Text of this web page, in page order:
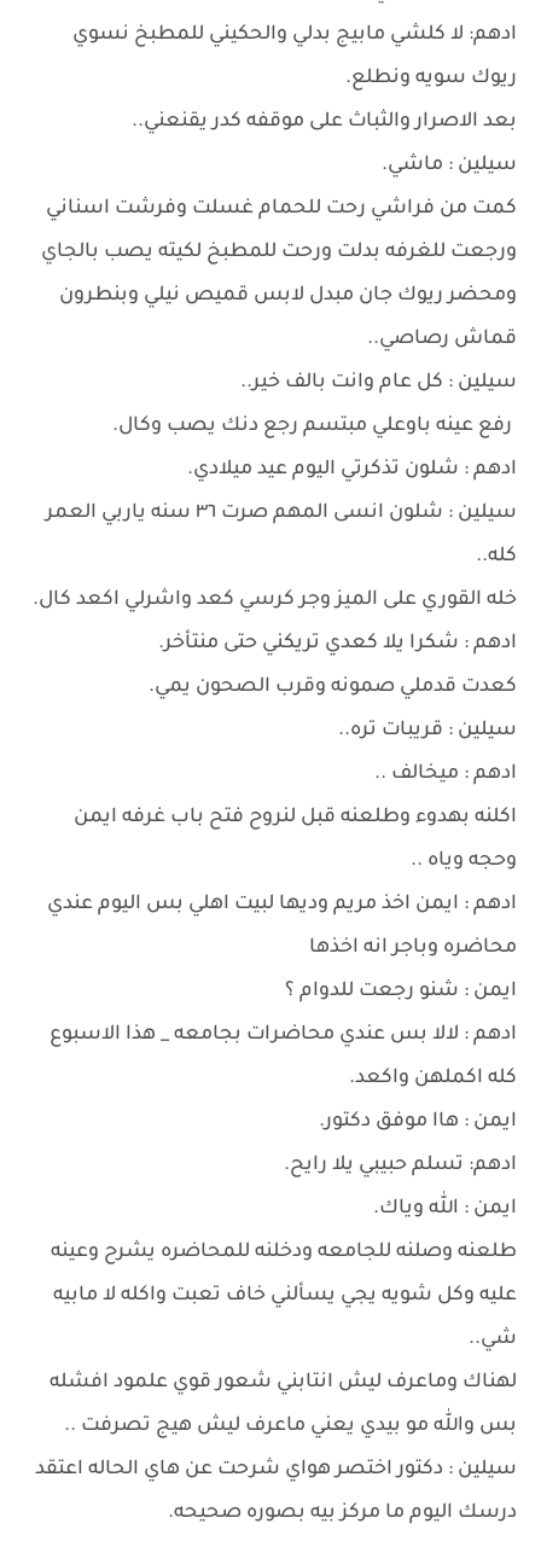
ادهم: لا كلشي مابيج بدلي والحكيني للمطبخ نسوي
ريوك سويه ونطلع.
بعد الاصرار والثباث على موقفه كدر يقنعني..
سيلين : ماشي.
كمت من فراشي رحت للحمام غسلت وفرشت اسناني
ورجعت للغرفه بدلت ورحت للمطبخ لكيته يصب بالجاي
ومحضر ريوك جان مبدل لابس قميص نيلي وبنطرون
قماش رصاصي..
سيلين : كل عام وانت بالف خير..
رفع عينه باوعلي مبتسم رجع دنك يصب وكال.
ادهم : شلون تذكرتي اليوم عيد ميلادي.
سيلين : شلون انسى المهم صرت ٣٦ سنه ياربي العمر
كله..
خله القوري على الميز وجر كرسي كعد واشرلي اكعد كال.
ادهم : شكرا يلا كعدي تريكني حتى منتأخر.
كعدت قدملي صمونه وقرب الصحون يمي.
سيلين : قريبات تره..
ادهم : ميخالف ..
اكلنه بهدوء وطلعنه قبل لنروح فتح باب غرفه ايمن
وحجه وياه ..
ادهم : ايمن اخذ مريم وديها لبيت اهلي بس اليوم عندي
محاضره وباجر انه اخذها
ايمن : شنو رجعت للدوام ؟
ادهم : لالا بس عندي محاضرات بجامعه _ هذا الاسبوع
كله اكملهن واكعد.
ايمن : هاا موفق دكتور.
ادهم: تسلم حبيبي يلا رايح.
ايمن : الله وياك.
طلعنه وصلنه للجامعه ودخلنه للمحاضره يشرح وعينه
عليه وكل شويه يجي يسألني خاف تعبت واكله لا مابيه
شي..
لهناك وماعرف ليش انتابني شعور قوي علمود افشله
بس والله مو بيدي يعني ماعرف ليش هيج تصرفت ..
سيلين : دكتور اختصر هواي شرحت عن هاي الحاله اعتقد
درسك اليوم ما مركز بيه بصوره صحيحه.